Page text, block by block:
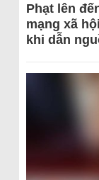
Phạt lên
mạng xã
khi dẫn